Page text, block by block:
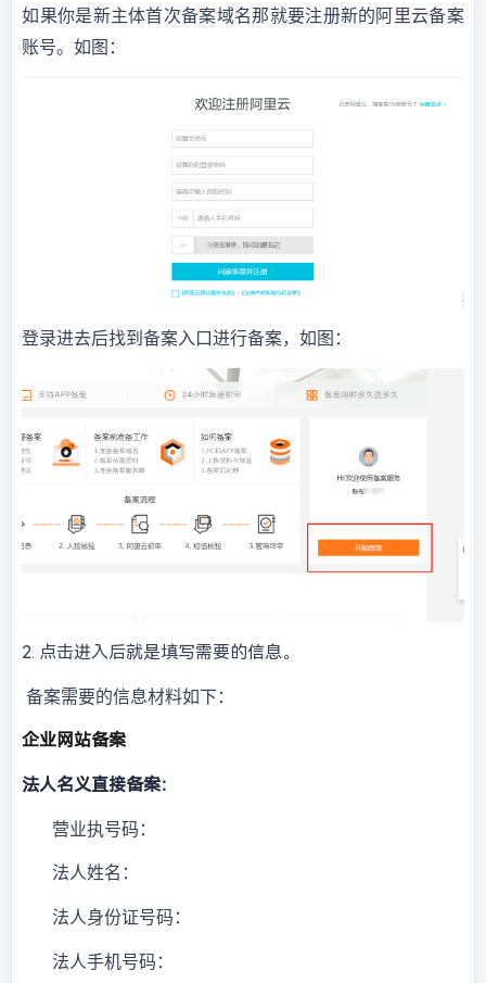
如果你是新主体首次备案域名那就要注册新的阿里云备案
账号。如图：
登录进去后找到备案入口进行备案，如图：
2. 点击进入后就是填写需要的信息。
备案需要的信息材料如下：
企业网站备案
法人名义直接备案：
营业执号码：
法人姓名：
法人身份证号码：
法人手机号码：